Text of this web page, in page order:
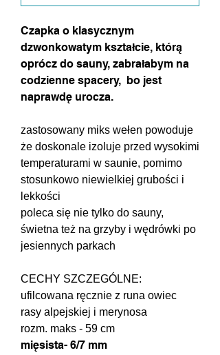
Czapka o klasycznym
dzwonkowatym kształcie, którą
oprócz do sauny, zabrałabym na
codzienne spacery, bo jest
naprawdę urocza.
zastosowany miks wełen powoduje
że doskonale izoluje przed wysokimi
temperaturami w saunie, pomimo
stosunkowo niewielkiej grubości i
lekkości
poleca się nie tylko do sauny,
świetna też na grzyby i wędrówki po
jesiennych parkach
CECHY SZCZEGÓLNE:
ufilcowana ręcznie z runa owiec
rasy alpejskiej i merynosa
rozm. maks - 59 cm
mięsista- 6/7 mm